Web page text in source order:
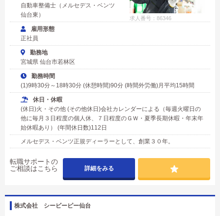
求人番号：86346
自動車整備士（メルセデス・ベンツ
仙台東）
雇用形態
正社員
勤務地
宮城県 仙台市若林区
勤務時間
(1)9時30分～18時30分 (休憩時間)90分 (時間外労働)月平均15時間
休日・休暇
(休日)火・その他 (その他休日)会社カレンダーによる（毎週火曜日の
他に毎月３日程度の個人休、７日程度のＧＷ・夏季長期休暇・年末年
始休暇あり） (年間休日数)112日
メルセデス・ベンツ正規ディーラーとして、創業３０年。
転職サポートの
ご相談はこちら
詳細をみる
株式会社 シービーピー仙台